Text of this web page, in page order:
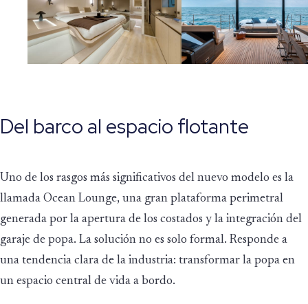
Del barco al espacio flotante
Uno de los rasgos más significativos del nuevo modelo es la
llamada Ocean Lounge, una gran plataforma perimetral
generada por la apertura de los costados y la integración del
garaje de popa. La solución no es solo formal. Responde a
una tendencia clara de la industria: transformar la popa en
un espacio central de vida a bordo.